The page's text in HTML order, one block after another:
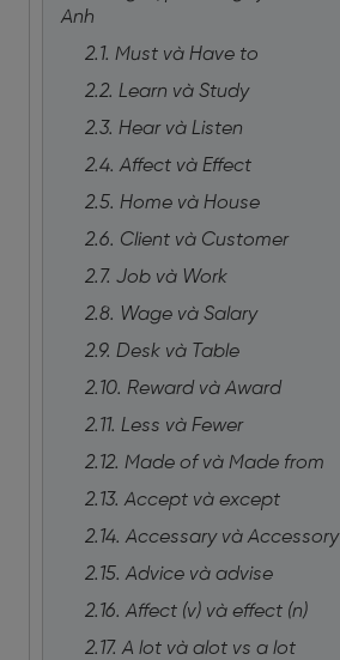
Anh
2.1. Must và Have to
2.2. Learn và Study
2.3. Hear và Listen
2.4. Affect và Effect
2.5. Home và House
2.6. Client và Customer
2.7. Job và Work
2.8. Wage và Salary
2.9. Desk và Table
2.10. Reward và Award
2.11. Less và Fewer
2.12. Made of và Made from
2.13. Accept và except
2.14. Accessary và Accessory
2.15. Advice và advise
2.16. Affect (v) và effect (n)
2.17. A lot và alot vs a lot